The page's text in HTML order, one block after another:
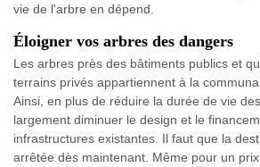
vie de l'arbre en dépend.
Éloigner vos arbres des dangers
Les arbres près des bâtiments publics et
terrains privés appartiennent à la
Ainsi, en plus de réduire la durée de vie
largement diminuer le design et le
infrastructures existantes. Il faut que la
arrêtée dès maintenant. Même pour un